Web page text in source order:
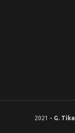
2021 - G.